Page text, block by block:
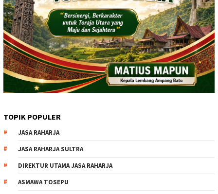
TOPIK POPULER
JASA RAHARJA
JASA RAHARJA SULTRA
DIREKTUR UTAMA JASA RAHARJA
ASMAWA TOSEPU